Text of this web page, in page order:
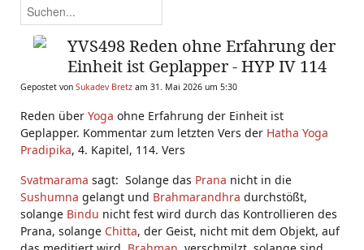
YVS498 Reden ohne Erfahrung der
Einheit ist Geplapper - HYP IV 114
Gepostet von Sukadev Bretz am 31. Mai 2026 um 5:30
Reden über Yoga ohne Erfahrung der Einheit ist
Geplapper. Kommentar zum letzten Vers der Hatha Yoga
Pradipika, 4. Kapitel, 114. Vers
Svatmarama sagt: Solange das Prana nicht in die
Sushumna gelangt und Brahmarandhra durchstößt,
solange Bindu nicht fest wird durch das Kontrollieren des
Prana, solange Chitta, der Geist, nicht mit dem Objekt, auf